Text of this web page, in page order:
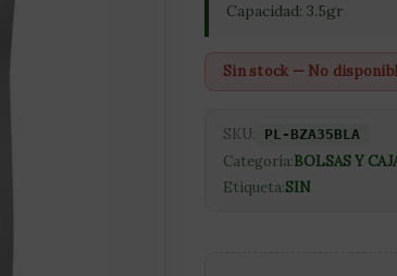
Capacidad: 3.5gr
Sin stock — No
SKU: PL-BZA35BLA
Categoría:BOLSAS Y
Etiqueta:SIN